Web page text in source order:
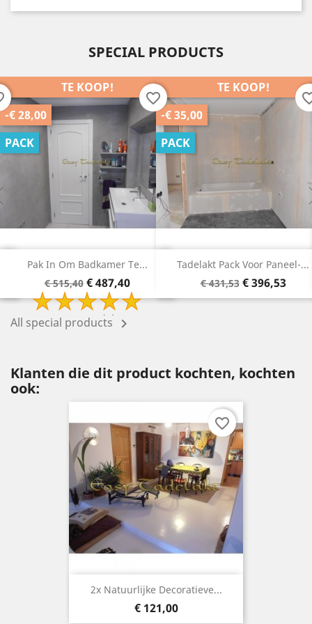
SPECIAL PRODUCTS
Pak In Om Badkamer Te...
Basisprijs
€ 515,40 Prijs
€ 487,40
2 Review(s)
TE KOOP!
-€ 28,00
PACK
favorite_border
Tadelakt Pack Voor Paneel-...
Basisprijs
€ 431,53 Prijs
€ 396,53
TE KOOP!
-€ 35,00
PACK
All special products 
Klanten die dit product kochten, kochten
ook:
2x Natuurlijke Decoratieve...
Prijs
€ 121,00
favorite_border